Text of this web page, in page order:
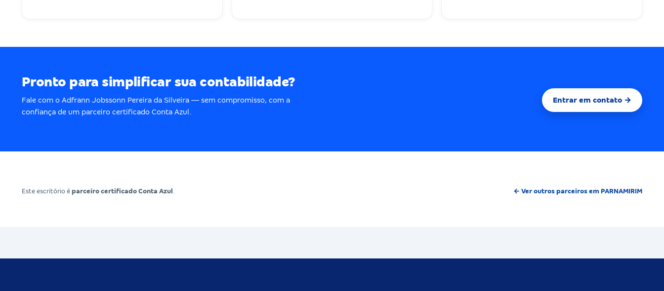
Pronto para simplificar sua contabilidade?
Fale com o Adfrann Jobssonn Pereira da Silveira — sem compromisso, com a
confiança de um parceiro certificado Conta Azul.
Entrar em contato →
Este escritório é parceiro certificado Conta Azul . ← Ver outros parceiros em PARNAMIRIM